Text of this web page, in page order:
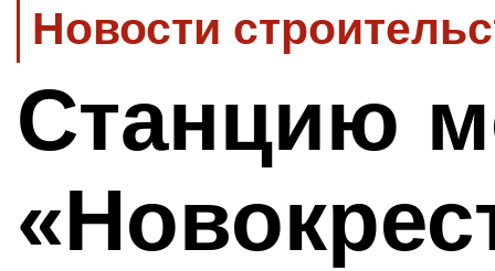
Новости
Станцию